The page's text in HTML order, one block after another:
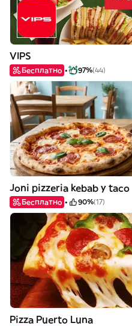
VIPS
Бесплатно 97%(44)
Joni pizzeria kebab y taco
Бесплатно 90%(17)
Pizza Puerto Luna